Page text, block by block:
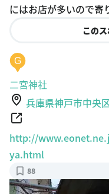
にはお店が多いので寄
この
G
二宮神社
兵庫県神戸市中央
http://
ya.html
88